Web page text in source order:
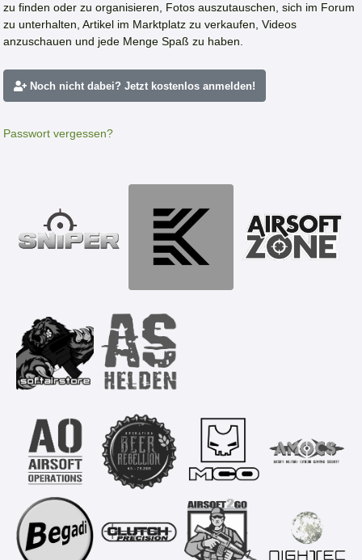
zu finden oder zu organisieren, Fotos auszutauschen, sich im Forum
zu unterhalten, Artikel im Marktplatz zu verkaufen, Videos
anzuschauen und jede Menge Spaß zu haben.
Noch nicht dabei? Jetzt kostenlos anmelden!
Passwort vergessen?